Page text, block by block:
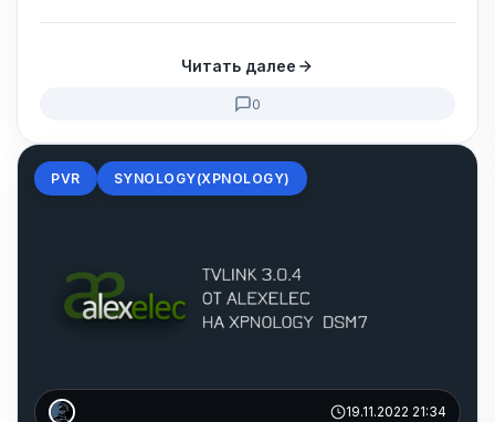
Читать далее
0
PVR SYNOLOGY(XPNOLOGY)
19.11.2022 21:34